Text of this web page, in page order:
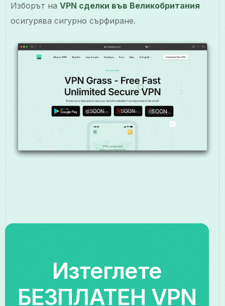
Изборът наVPN сделки във Великобритания
осигурява сигурно сърфиране.
Изтеглете
БЕЗПЛАТЕН VPN